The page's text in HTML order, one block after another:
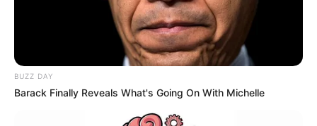
BUZZ DAY
Barack Finally Reveals What's Going On With Michelle